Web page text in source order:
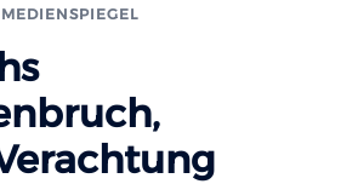
MEDIENSPIEGEL